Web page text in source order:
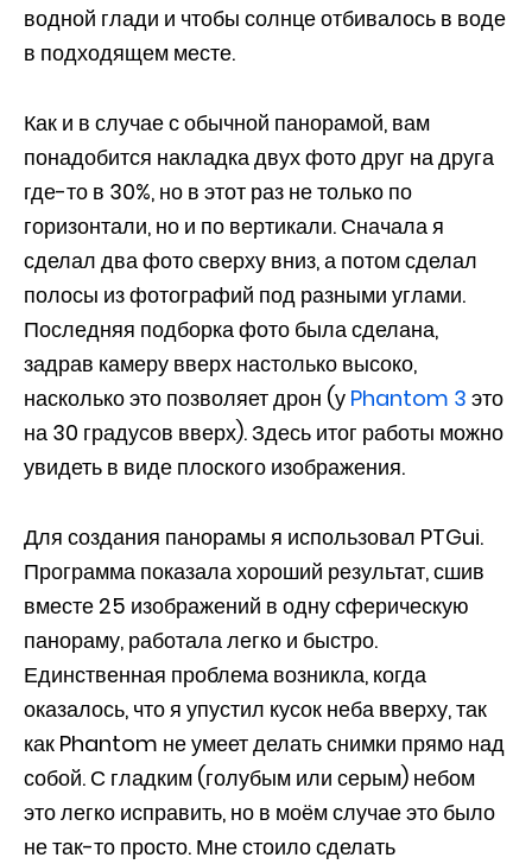
водной глади и чтобы солнце отбивалось в воде
в подходящем месте.
Как и в случае с обычной панорамой, вам
понадобится накладка двух фото друг на друга
где-то в 30%, но в этот раз не только по
горизонтали, но и по вертикали. Сначала я
сделал два фото сверху вниз, а потом сделал
полосы из фотографий под разными углами.
Последняя подборка фото была сделана,
задрав камеру вверх настолько высоко,
насколько это позволяет дрон (у Phantom 3 это
на 30 градусов вверх). Здесь итог работы можно
увидеть в виде плоского изображения.
Для создания панорамы я использовал PTGui.
Программа показала хороший результат, сшив
вместе 25 изображений в одну сферическую
панораму, работала легко и быстро.
Единственная проблема возникла, когда
оказалось, что я упустил кусок неба вверху, так
как Phantom не умеет делать снимки прямо над
собой. С гладким (голубым или серым) небом
это легко исправить, но в моём случае это было
не так-то просто. Мне стоило сделать